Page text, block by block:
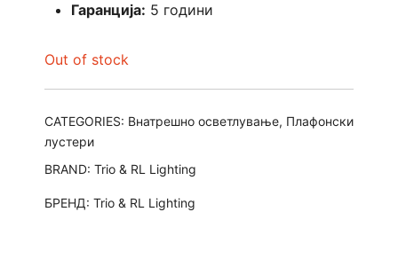
Гаранција: 5 години
Out of stock
CATEGORIES: Внатрешно осветлување, Плафонски
лустери
BRAND: Trio & RL Lighting
БРЕНД: Trio & RL Lighting